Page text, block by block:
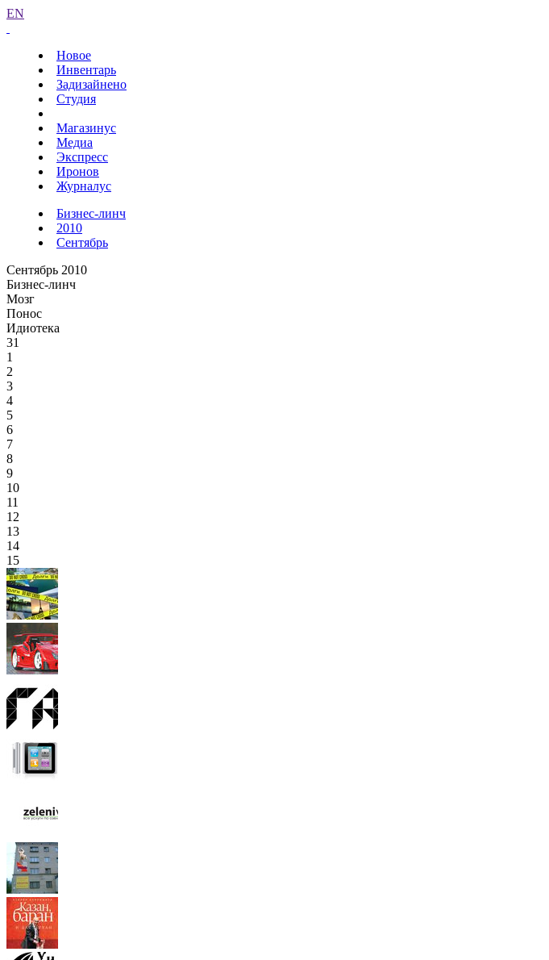
EN
Новое
Инвентарь
Задизайнено
Студия
Магазинус
Медиа
Экспресс
Иронов
Журналус
Бизнес-линч
2010
Сентябрь
Сентябрь 2010
Бизнес-линч
Мозг
Понос
Идиотека
31
1
2
3
4
5
6
7
8
9
10
11
12
13
14
15